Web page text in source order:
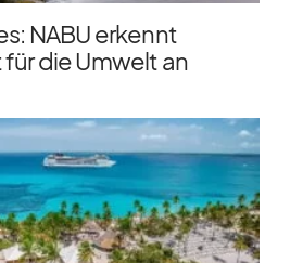
NABU erkennt
die Umwelt an